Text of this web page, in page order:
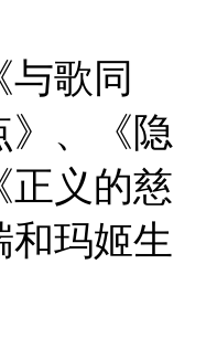
与歌同
》、《隐
正义的慈
和玛姬生